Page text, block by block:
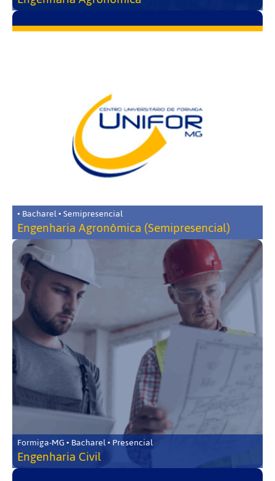
• Bacharel • Semipresencial
Engenharia Agronômica (Semipresencial)
Formiga-MG • Bacharel • Presencial
Engenharia Civil